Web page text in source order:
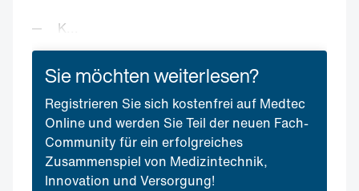
K...
Sie möchten weiterlesen?
Registrieren Sie sich kostenfrei auf Medtec
Online und werden Sie Teil der neuen Fach-
Community für ein erfolgreiches
Zusammenspiel von Medizintechnik,
Innovation und Versorgung!